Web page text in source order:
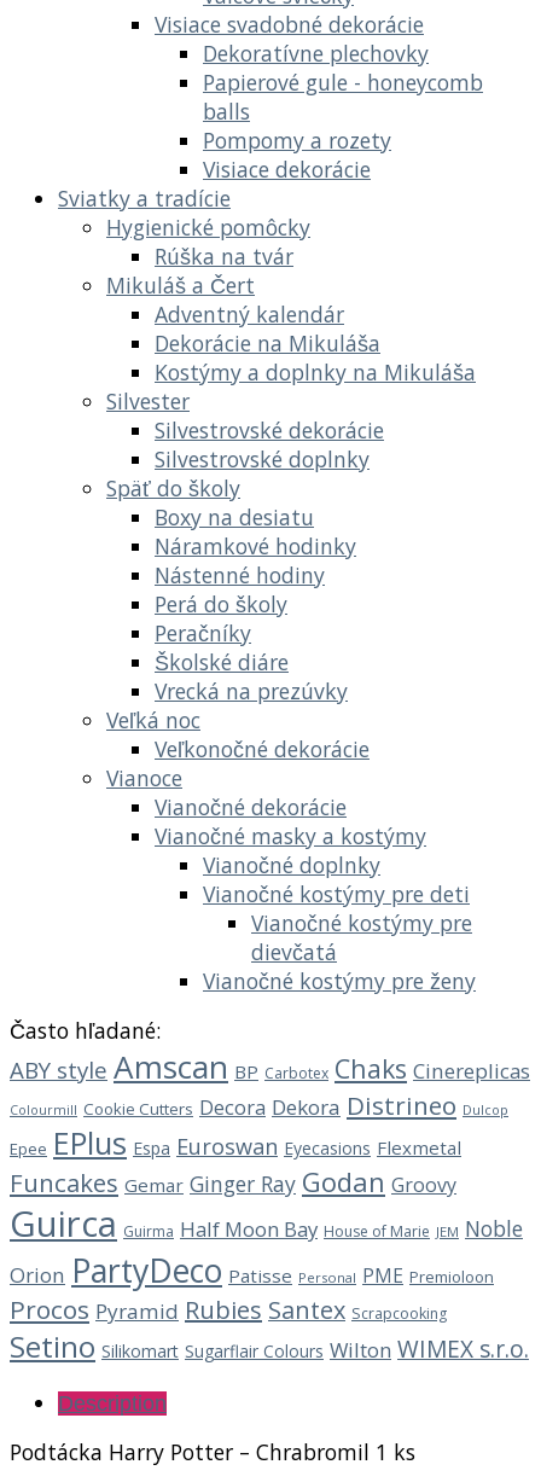
Visiace svadobné dekorácie
Dekoratívne plechovky
Papierové gule - honeycomb
balls
Pompomy a rozety
Visiace dekorácie
Sviatky a tradície
Hygienické pomôcky
Rúška na tvár
Mikuláš a Čert
Adventný kalendár
Dekorácie na Mikuláša
Kostýmy a doplnky na Mikuláša
Silvester
Silvestrovské dekorácie
Silvestrovské doplnky
Späť do školy
Boxy na desiatu
Náramkové hodinky
Nástenné hodiny
Perá do školy
Peračníky
Školské diáre
Vrecká na prezúvky
Veľká noc
Veľkonočné dekorácie
Vianoce
Vianočné dekorácie
Vianočné masky a kostýmy
Vianočné doplnky
Vianočné kostýmy pre deti
Vianočné kostýmy pre
dievčatá
Vianočné kostýmy pre ženy
Často hľadané:
ABY style Amscan BP Carbotex Chaks Cinereplicas
Colourmill Cookie Cutters Decora Dekora Distrineo Dulcop
Epee EPlus Espa Euroswan Eyecasions Flexmetal
Funcakes Gemar Ginger Ray Godan Groovy
Guirca Guirma Half Moon Bay House of Marie JEM Noble
Orion PartyDeco Patisse Personal PME Premioloon
Procos Pyramid Rubies Santex Scrapcooking
Setino Silikomart Sugarflair Colours Wilton WIMEX s.r.o.
Description
Podtácka Harry Potter – Chrabromil 1 ks